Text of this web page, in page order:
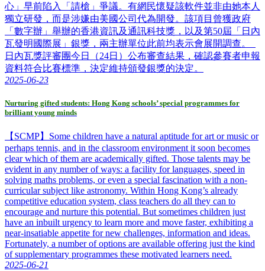
心」早前陷入「請槍」爭議。有網民懷疑該軟件並非由她本人
獨立研發，而是涉嫌由美國公司代為開發。該項目曾獲政府
「數字辦」舉辦的香港資訊及通訊科技獎，以及第50屆「日內
瓦發明國際展」銀獎，兩主辦單位此前均表示會展開調查。
日內瓦獎評審團今日（24日）公布審查結果，確認參賽者申報
資料符合比賽標準，決定維持頒發銀獎的決定。
2025-06-23
Nurturing gifted students: Hong Kong schools’ special programmes for
brilliant young minds
【SCMP】Some children have a natural aptitude for art or music or
perhaps tennis, and in the classroom environment it soon becomes
clear which of them are academically gifted. Those talents may be
evident in any number of ways: a facility for languages, speed in
solving maths problems, or even a special fascination with a non-
curricular subject like astronomy. Within Hong Kong’s already
competitive education system, class teachers do all they can to
encourage and nurture this potential. But sometimes children just
have an inbuilt urgency to learn more and move faster, exhibiting a
near-insatiable appetite for new challenges, information and ideas.
Fortunately, a number of options are available offering just the kind
of supplementary programmes these motivated learners need.
2025-06-21